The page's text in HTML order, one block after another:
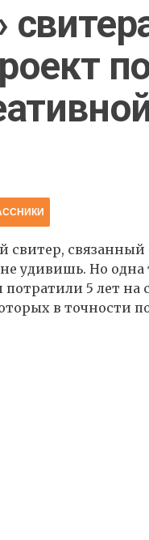
удивишь. Но
5 лет на
в точности